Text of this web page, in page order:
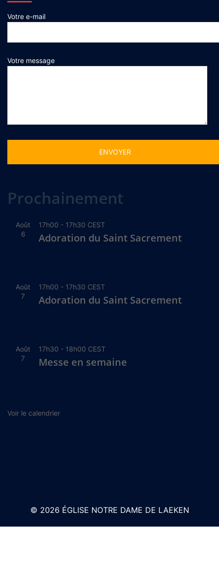
Votre e-mail
Votre message
Prochainement
Août
6
17h00 - 17h30 CEST
Adoration du Saint Sacrement
Août
7
17h00 - 17h30 CEST
Adoration du Saint Sacrement
Août
7
17h30 - 18h00 CEST
Messe en semaine
Voir le calendrier
© 2026 ÉGLISE NOTRE DAME DE LAEKEN